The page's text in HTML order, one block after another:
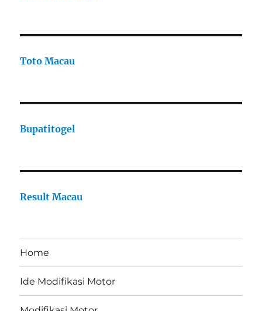
Toto Macau
Bupatitogel
Result Macau
Home
Ide Modifikasi Motor